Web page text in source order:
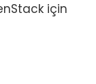
için